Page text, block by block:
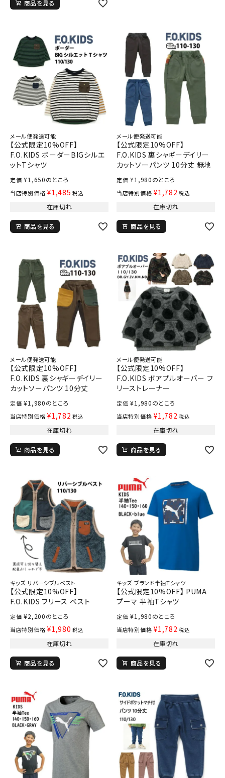
商品を見る
メール便発送可能
【公式限定10%OFF】
F.O.KIDS ボーダーBIGシルエ
ットTシャツ
定価 ¥1,650のところ
当店特別価格 ¥1,485 税込
在庫切れ
商品を見る
メール便発送可能
【公式限定10%OFF】
F.O.KIDS 裏シャギーデイリー
カットソーパンツ 10分丈 無地
定価 ¥1,980のところ
当店特別価格 ¥1,782 税込
在庫切れ
商品を見る
メール便発送可能
【公式限定10%OFF】
F.O.KIDS 裏シャギーデイリー
カットソーパンツ 10分丈
定価 ¥1,980のところ
当店特別価格 ¥1,782 税込
在庫切れ
商品を見る
メール便発送可能
【公式限定10%OFF】
F.O.KIDS ボアプルオーバー フ
リーストレーナー
定価 ¥1,980のところ
当店特別価格 ¥1,782 税込
在庫切れ
商品を見る
キッズ リバーシブルベスト
【公式限定10%OFF】
F.O.KIDS フリース ベスト
定価 ¥2,200のところ
当店特別価格 ¥1,980 税込
在庫切れ
商品を見る
キッズ ブランド半袖Tシャツ
【公式限定10%OFF】 PUMA
プーマ 半袖Tシャツ
定価 ¥1,980のところ
当店特別価格 ¥1,782 税込
在庫切れ
商品を見る